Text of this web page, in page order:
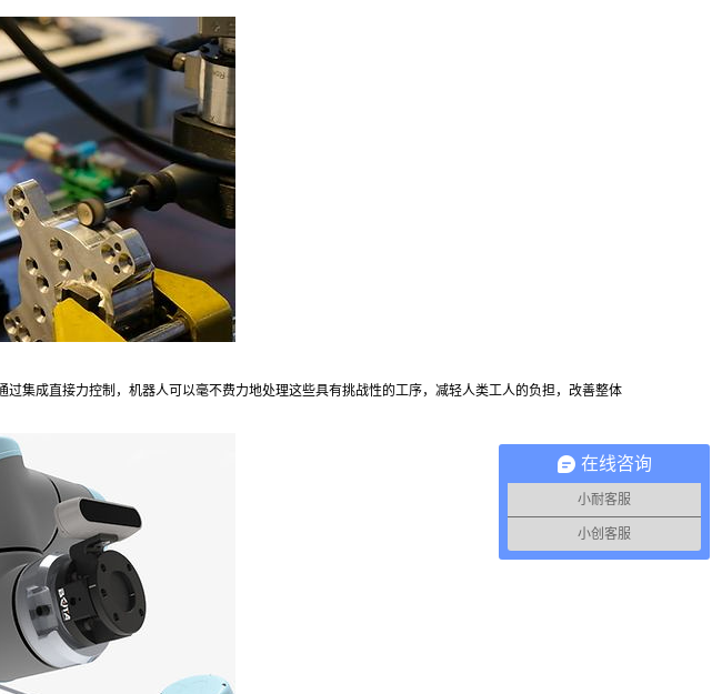
成直接力控制，机器人可以毫不费力地处理这些具有挑战性的工序，减轻人类工人的负担，改善整体
在线咨询
小耐客服
小创客服